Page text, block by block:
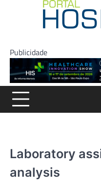
Publicidade
Laboratory
analysis